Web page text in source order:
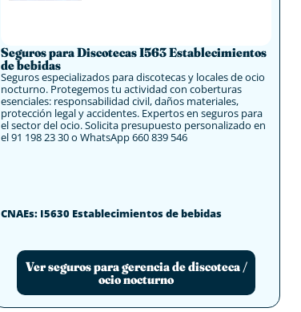
Seguros para Discotecas I563 Establecimientos
de bebidas
Seguros especializados para discotecas y locales de ocio
nocturno. Protegemos tu actividad con coberturas
esenciales: responsabilidad civil, daños materiales,
protección legal y accidentes. Expertos en seguros para
el sector del ocio. Solicita presupuesto personalizado en
el 91 198 23 30 o WhatsApp 660 839 546
CNAEs: I5630 Establecimientos de bebidas
Ver seguros para gerencia de discoteca /
ocio nocturno